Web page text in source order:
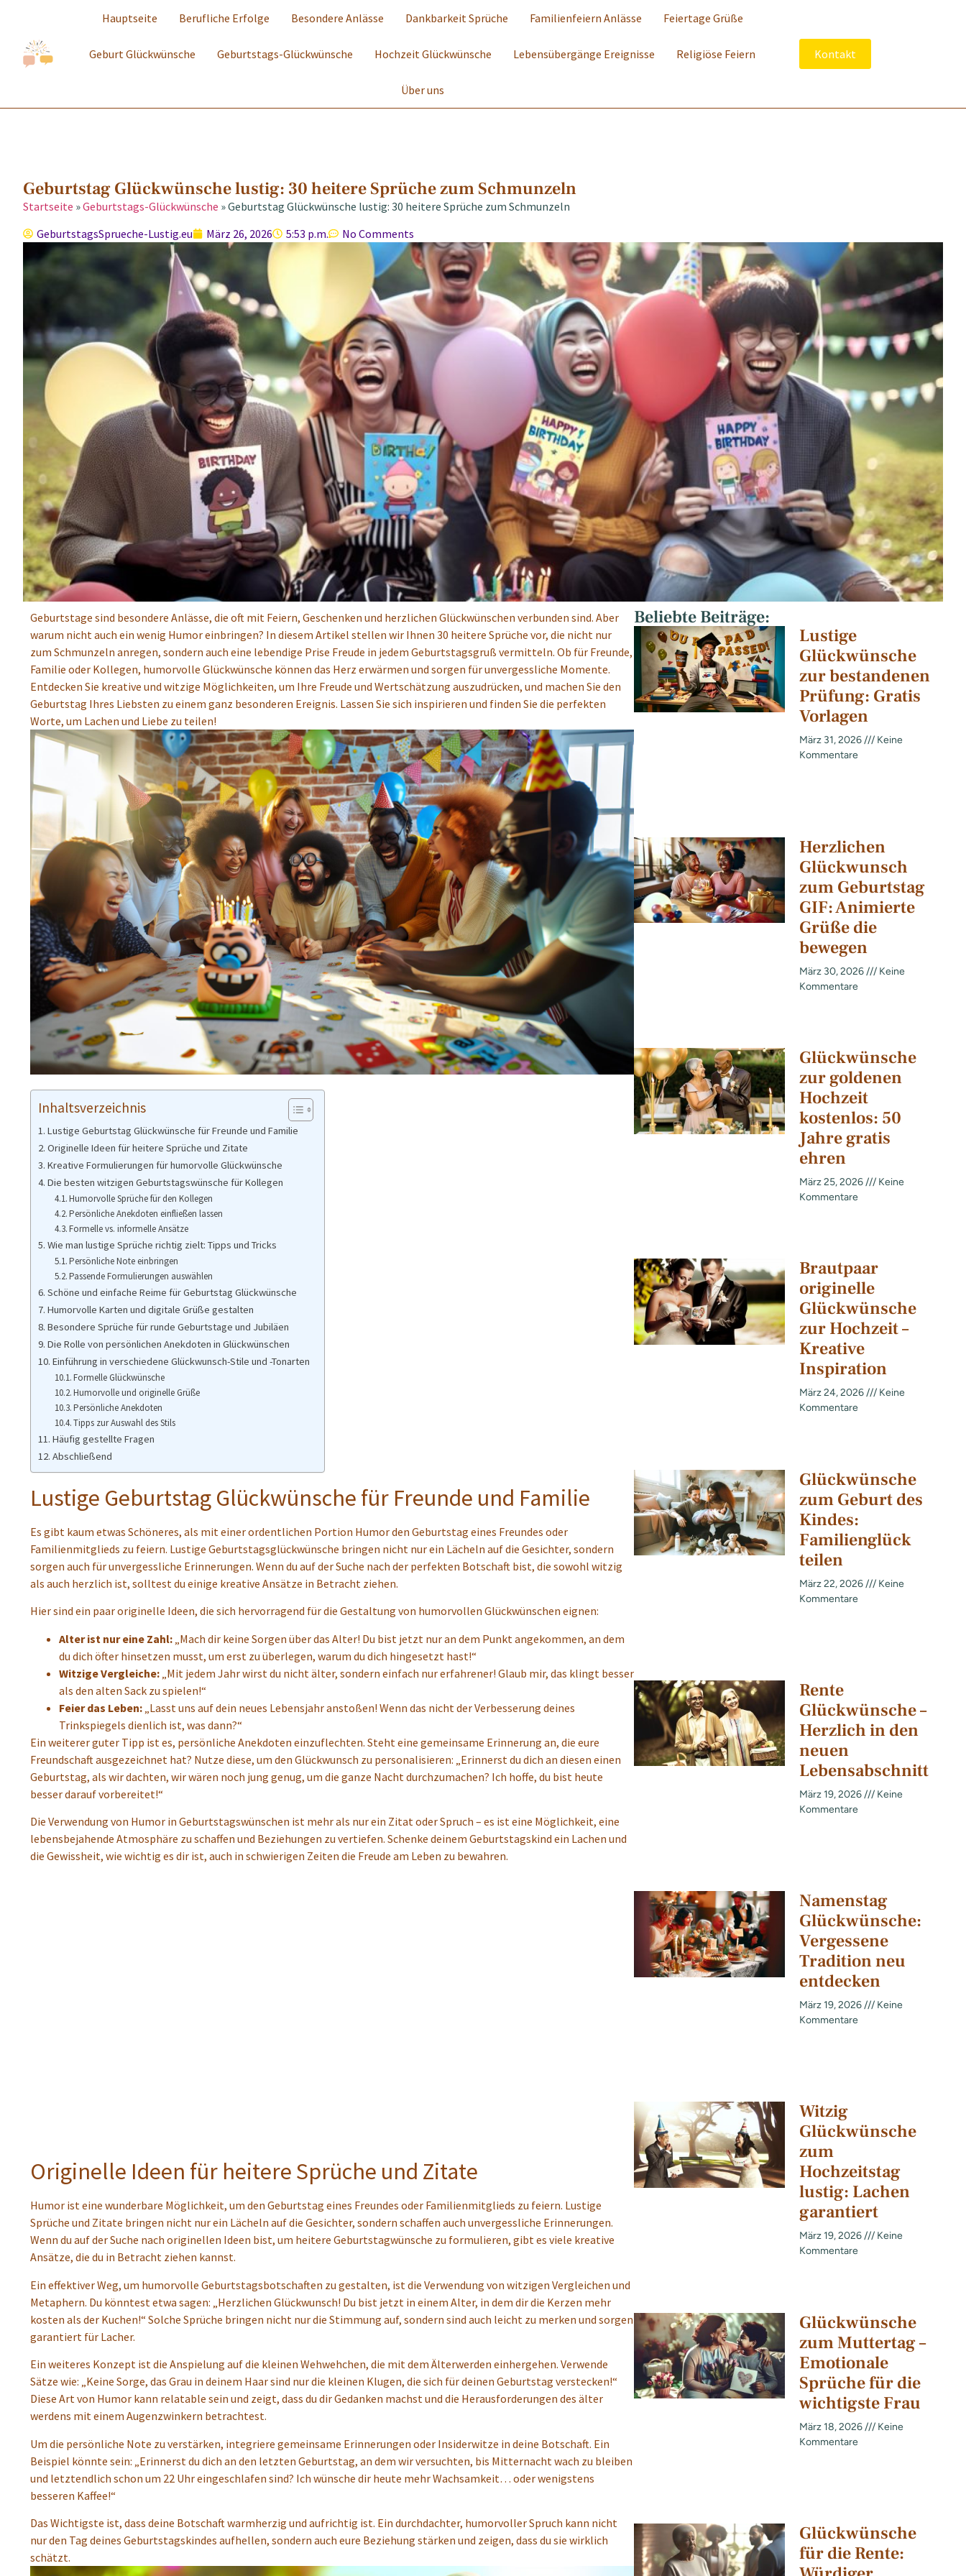
Hauptseite Berufliche Erfolge Besondere Anlässe Dankbarkeit Sprüche Familienfeiern Anlässe Feiertage Grüße
Geburt Glückwünsche Geburtstags-Glückwünsche Hochzeit Glückwünsche Lebensübergänge Ereignisse Religiöse Feiern
Über uns
Kontakt
Geburtstag Glückwünsche lustig: 30 heitere Sprüche zum Schmunzeln
Startseite »Geburtstags-Glückwünsche »Geburtstag Glückwünsche lustig: 30 heitere Sprüche zum Schmunzeln
GeburtstagsSprueche-Lustig.eu
März 26, 2026 5:53 p.m. No Comments
Geburtstage sind besondere Anlässe, die oft mit Feiern, Geschenken und herzlichen Glückwünschen verbunden sind. Aber
warum nicht auch ein wenig Humor einbringen? In diesem Artikel stellen wir Ihnen 30 heitere Sprüche vor, die nicht nur
zum Schmunzeln anregen, sondern auch eine lebendige Prise Freude in jedem Geburtstagsgruß vermitteln. Ob für Freunde,
Familie oder Kollegen, humorvolle Glückwünsche können das Herz erwärmen und sorgen für unvergessliche Momente.
Entdecken Sie kreative und witzige Möglichkeiten, um Ihre Freude und Wertschätzung auszudrücken, und machen Sie den
Geburtstag Ihres Liebsten zu einem ganz besonderen Ereignis. Lassen Sie sich inspirieren und finden Sie die perfekten
Worte, um Lachen und Liebe zu teilen!
Inhaltsverzeichnis
Lustige Geburtstag Glückwünsche für Freunde und Familie
Originelle Ideen für heitere Sprüche und Zitate
Kreative Formulierungen für humorvolle Glückwünsche
Die besten witzigen Geburtstagswünsche für Kollegen
Humorvolle Sprüche für den Kollegen
Persönliche Anekdoten einfließen lassen
Formelle vs. informelle Ansätze
Wie man lustige Sprüche richtig zielt: Tipps und Tricks
Persönliche Note einbringen
Passende Formulierungen auswählen
Schöne und einfache Reime für Geburtstag Glückwünsche
Humorvolle Karten und digitale Grüße gestalten
Besondere Sprüche für runde Geburtstage und Jubiläen
Die Rolle von persönlichen Anekdoten in Glückwünschen
Einführung in verschiedene Glückwunsch-Stile und -Tonarten
Formelle Glückwünsche
Humorvolle und originelle Grüße
Persönliche Anekdoten
Tipps zur Auswahl des Stils
Häufig gestellte Fragen
Abschließend
Lustige Geburtstag Glückwünsche für Freunde und Familie
Es gibt kaum etwas Schöneres, als mit einer ordentlichen Portion Humor den Geburtstag eines Freundes oder
Familienmitglieds zu feiern. Lustige Geburtstagsglückwünsche bringen nicht nur ein Lächeln auf die Gesichter, sondern
sorgen auch für unvergessliche Erinnerungen. Wenn du auf der Suche nach der perfekten Botschaft bist, die sowohl witzig
als auch herzlich ist, solltest du einige kreative Ansätze in Betracht ziehen.
Hier sind ein paar originelle Ideen, die sich hervorragend für die Gestaltung von humorvollen Glückwünschen eignen:
Alter ist nur eine Zahl: „Mach dir keine Sorgen über das Alter! Du bist jetzt nur an dem Punkt angekommen, an dem
du dich öfter hinsetzen musst, um erst zu überlegen, warum du dich hingesetzt hast!“
Witzige Vergleiche: „Mit jedem Jahr wirst du nicht älter, sondern einfach nur erfahrener! Glaub mir, das klingt besser
als den alten Sack zu spielen!“
Feier das Leben: „Lasst uns auf dein neues Lebensjahr anstoßen! Wenn das nicht der Verbesserung deines
Trinkspiegels dienlich ist, was dann?“
Ein weiterer guter Tipp ist es, persönliche Anekdoten einzuflechten. Steht eine gemeinsame Erinnerung an, die eure
Freundschaft ausgezeichnet hat? Nutze diese, um den Glückwunsch zu personalisieren: „Erinnerst du dich an diesen einen
Geburtstag, als wir dachten, wir wären noch jung genug, um die ganze Nacht durchzumachen? Ich hoffe, du bist heute
besser darauf vorbereitet!“
Die Verwendung von Humor in Geburtstagswünschen ist mehr als nur ein Zitat oder Spruch – es ist eine Möglichkeit, eine
lebensbejahende Atmosphäre zu schaffen und Beziehungen zu vertiefen. Schenke deinem Geburtstagskind ein Lachen und
die Gewissheit, wie wichtig es dir ist, auch in schwierigen Zeiten die Freude am Leben zu bewahren.
Originelle Ideen für heitere Sprüche und Zitate
Humor ist eine wunderbare Möglichkeit, um den Geburtstag eines Freundes oder Familienmitglieds zu feiern. Lustige
Sprüche und Zitate bringen nicht nur ein Lächeln auf die Gesichter, sondern schaffen auch unvergessliche Erinnerungen.
Wenn du auf der Suche nach originellen Ideen bist, um heitere Geburtstagwünsche zu formulieren, gibt es viele kreative
Ansätze, die du in Betracht ziehen kannst.
Ein effektiver Weg, um humorvolle Geburtstagsbotschaften zu gestalten, ist die Verwendung von witzigen Vergleichen und
Metaphern. Du könntest etwa sagen: „Herzlichen Glückwunsch! Du bist jetzt in einem Alter, in dem dir die Kerzen mehr
kosten als der Kuchen!“ Solche Sprüche bringen nicht nur die Stimmung auf, sondern sind auch leicht zu merken und sorgen
garantiert für Lacher.
Ein weiteres Konzept ist die Anspielung auf die kleinen Wehwehchen, die mit dem Älterwerden einhergehen. Verwende
Sätze wie: „Keine Sorge, das Grau in deinem Haar sind nur die kleinen Klugen, die sich für deinen Geburtstag verstecken!“
Diese Art von Humor kann relatable sein und zeigt, dass du dir Gedanken machst und die Herausforderungen des älter
werdens mit einem Augenzwinkern betrachtest.
Um die persönliche Note zu verstärken, integriere gemeinsame Erinnerungen oder Insiderwitze in deine Botschaft. Ein
Beispiel könnte sein: „Erinnerst du dich an den letzten Geburtstag, an dem wir versuchten, bis Mitternacht wach zu bleiben
und letztendlich schon um 22 Uhr eingeschlafen sind? Ich wünsche dir heute mehr Wachsamkeit… oder wenigstens
besseren Kaffee!“
Das Wichtigste ist, dass deine Botschaft warmherzig und aufrichtig ist. Ein durchdachter, humorvoller Spruch kann nicht
nur den Tag deines Geburtstagskindes aufhellen, sondern auch eure Beziehung stärken und zeigen, dass du sie wirklich
schätzt.
Beliebte Beiträge:
Lustige
Glückwünsche
zur bestandenen
Prüfung: Gratis
Vorlagen
März 31, 2026
Keine
Kommentare
Herzlichen
Glückwunsch
zum Geburtstag
GIF: Animierte
Grüße die
bewegen
März 30, 2026
Keine
Kommentare
Glückwünsche
zur goldenen
Hochzeit
kostenlos: 50
Jahre gratis
ehren
März 25, 2026
Keine
Kommentare
Brautpaar
originelle
Glückwünsche
zur Hochzeit –
Kreative
Inspiration
März 24, 2026
Keine
Kommentare
Glückwünsche
zum Geburt des
Kindes:
Familienglück
teilen
März 22, 2026
Keine
Kommentare
Rente
Glückwünsche –
Herzlich in den
neuen
Lebensabschnitt
März 19, 2026
Keine
Kommentare
Namenstag
Glückwünsche:
Vergessene
Tradition neu
entdecken
März 19, 2026
Keine
Kommentare
Witzig
Glückwünsche
zum
Hochzeitstag
lustig: Lachen
garantiert
März 19, 2026
Keine
Kommentare
Glückwünsche
zum Muttertag –
Emotionale
Sprüche für die
wichtigste Frau
März 18, 2026
Keine
Kommentare
Glückwünsche
für die Rente: